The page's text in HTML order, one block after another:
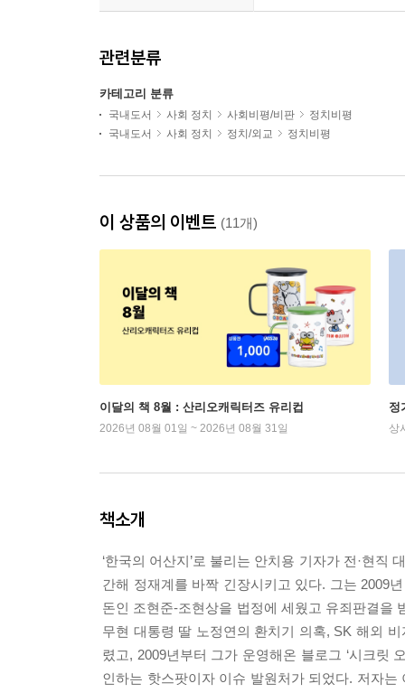
관련분류
카테고리 분류
국내도서 사회 정치 사회비평/비판
정치비평
국내도서
사회 정치 정치/외교 정치비평
이 상품의 이벤트 (11개)
이달의 책 8월 : 산리오캐릭터즈 유리컵
2026년 08월 01일 ~ 2026년 08월 31일
정
상
책소개
‘한국의 어산지’로 불리는 안치용 기자가 전·현
간해 정재계를 바짝 긴장시키고 있다. 그는 2009
돈인 조현준-조현상을 법정에 세웠고 유죄판결을
무현 대통령 딸 노정연의 환치기 의혹, SK 해외
렸고, 2009년부터 그가 운영해온 블로그 ‘시크릿
인하는 핫스팟이자 이슈 발원처가 되었다. 저자